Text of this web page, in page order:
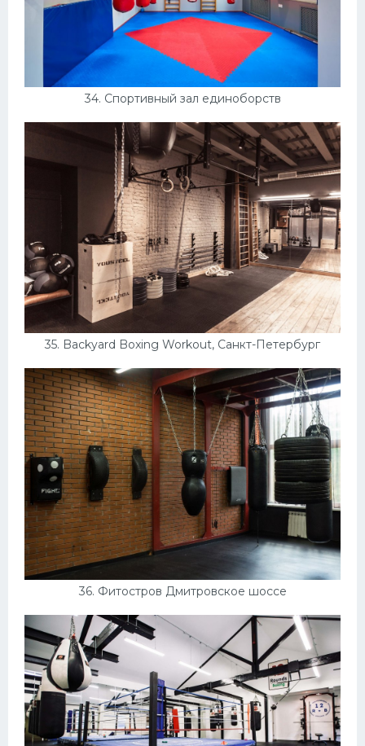
34. Спортивный зал единоборств
35. Backyard Boxing Workout, Санкт-Петербург
36. Фитостров Дмитровское шоссе